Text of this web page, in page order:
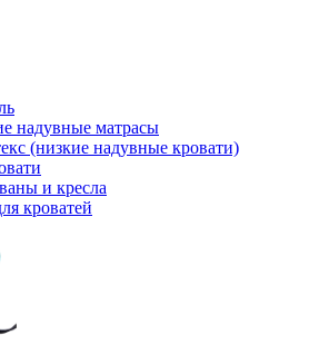
надувные матрасы
(низкие надувные кровати)
и кресла
кроватей